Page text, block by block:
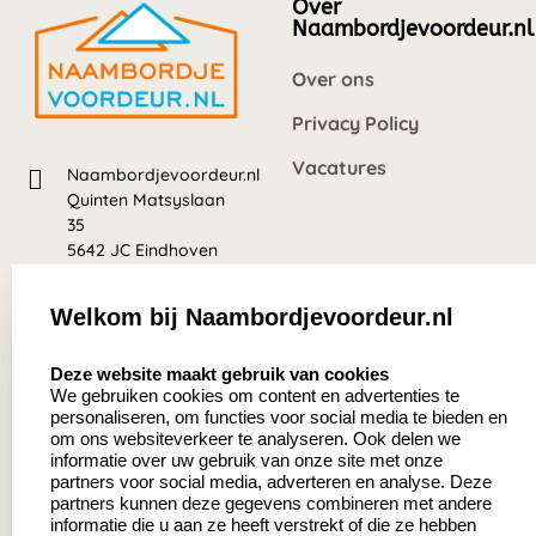
winter een ontdooispray om de levensduur van je
raamsticker op de auto te verlengen.
Naambordjevoordeur.nl
Quinten Matsyslaan
35
5642 JC Eindhoven
639 beoordelingen
Over
Naambordjevoordeur.nl
Over ons
Privacy Policy
Vacatures
Zakelijk:
Aanvraag op maat
Klantenservice:
Contact
Welkom bij Naambordjevoordeur.nl
Deze website maakt gebruik van cookies
We gebruiken cookies om content en advertenties te
personaliseren, om functies voor social media te bieden en
om ons websiteverkeer te analyseren. Ook delen we
informatie over uw gebruik van onze site met onze
partners voor social media, adverteren en analyse. Deze
partners kunnen deze gegevens combineren met andere
informatie die u aan ze heeft verstrekt of die ze hebben